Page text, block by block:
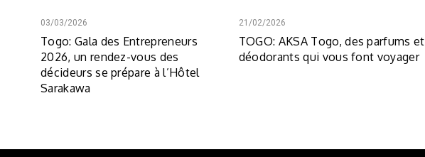
03/03/2026
Togo: Gala des Entrepreneurs
2026, un rendez-vous des
décideurs se prépare à l’Hôtel
Sarakawa
21/02/2026
TOGO: AKSA Togo, des parfums et
déodorants qui vous font voyager